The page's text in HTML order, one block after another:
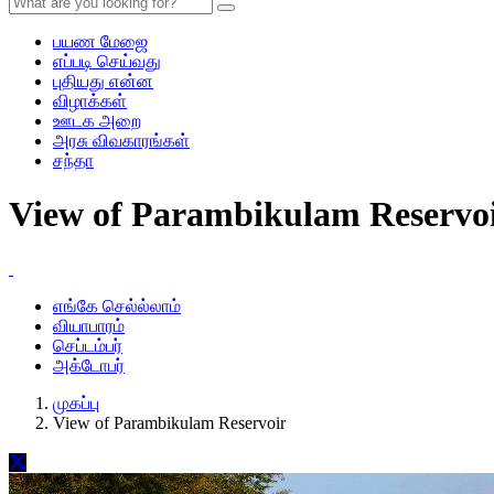
பயண மேஜை
எப்படி செய்வது
புதியது என்ன
விழாக்கள்
ஊடக அறை
அரசு விவகாரங்கள்
சந்தா
View of Parambikulam
எங்கே செல்ல்லாம்
வியாபாரம்
செப்டம்பர்
அக்டோபர்
முகப்பு
View of Parambikulam Reservoir